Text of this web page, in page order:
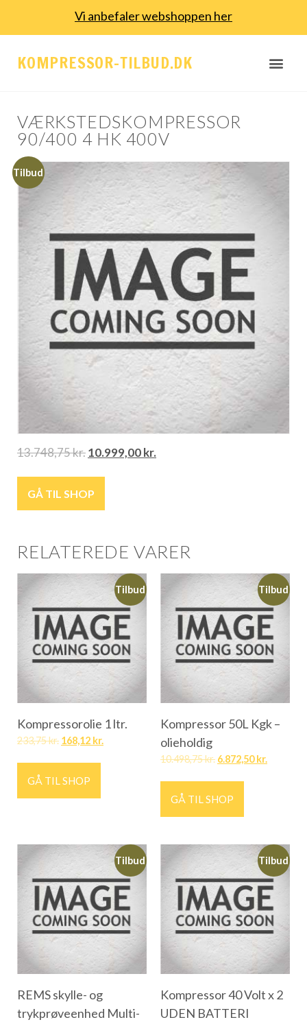
Vi anbefaler webshoppen her
KOMPRESSOR-TILBUD.DK
VÆRKSTEDSKOMPRESSOR
90/400 4 HK 400V
Tilbud
13.748,75kr.10.999,00kr.
GÅ TIL SHOP
RELATEREDE VARER
Tilbud
Kompressorolie 1 ltr.
233,75kr. 168,12 kr.
GÅ TIL SHOP
Tilbud
Kompressor 50L Kgk –
olieholdig
10.498,75kr. 6.872,50kr.
GÅ TIL SHOP
Tilbud
REMS skylle- og
trykprøveenhed Multi-
Tilbud
Kompressor 40 Volt x 2
UDEN BATTERI